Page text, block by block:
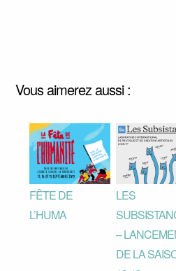
Vous aimerez aussi :
FÊTE DE
L’HUMA
LES
–
DE LA